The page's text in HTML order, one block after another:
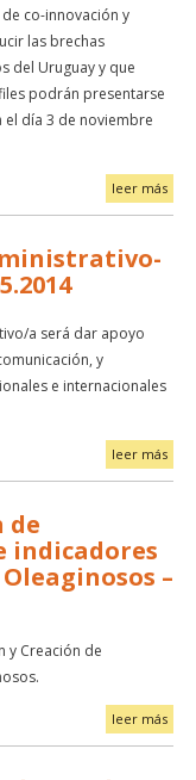
co-innovación y
las brechas
del Uruguay y que
podrán presentarse
día 3 de noviembre
leer más
a será dar apoyo
y
e internacionales
leer más
de
indicadores
–
y Creación de
leer más